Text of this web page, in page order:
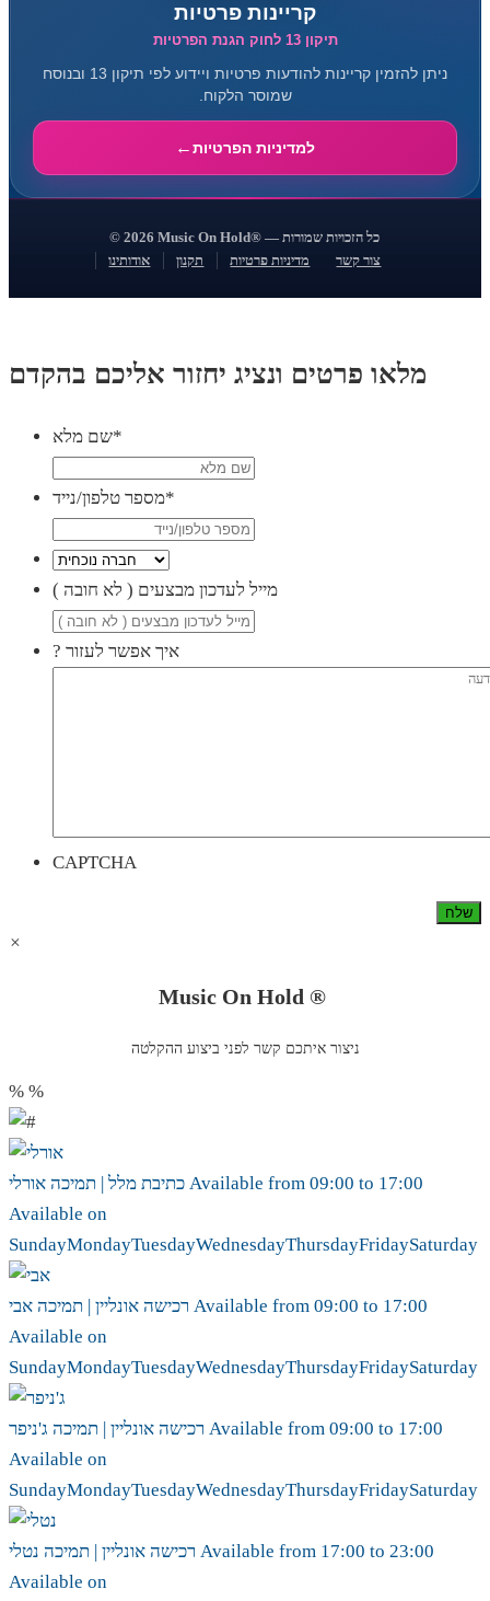
קריינות פרטיות
תיקון 13 לחוק הגנת הפרטיות
ניתן להזמין קריינות להודעות פרטיות ויידוע לפי תיקון 13 ובנוסח
שמוסר הלקוח.
למדיניות הפרטיות
© 2026 Music On Hold® — כל הזכויות שמורות
אודותינו
תקנון מדיניות פרטיות צור קשר
מלאו פרטים ונציג יחזור אליכם בהקדם
שם מלא*
מספר טלפון/נייד*
( מייל לעדכון מבצעים ( לא חובה
? איך אפשר לעזור
CAPTCHA
×
Music On Hold ®
ניצור איתכם קשר לפני ביצוע ההקלטה
% %
כתיבת מלל | תמיכה Available from 09:00 to 17:00
Available on
SundayMondayTuesdayWednesdayThursdayFridaySaturday
רכישה אונליין | תמיכה Available from 09:00 to 17:00
Available on
SundayMondayTuesdayWednesdayThursdayFridaySaturday
רכישה אונליין | תמיכה Available from 09:00 to 17:00
Available on
SundayMondayTuesdayWednesdayThursdayFridaySaturday
רכישה אונליין | תמיכה Available from 17:00 to 23:00
Available on